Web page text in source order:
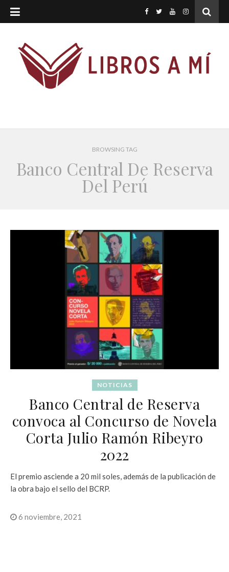
BROWSING TAG
Banco Central De Reserva
Del Perú
NOTICIAS
Banco Central de Reserva
convoca al Concurso de Novela
Corta Julio Ramón Ribeyro
2022
El premio asciende a 20 mil soles, además de la publicación de
la obra bajo el sello del BCRP.
6 noviembre, 2021